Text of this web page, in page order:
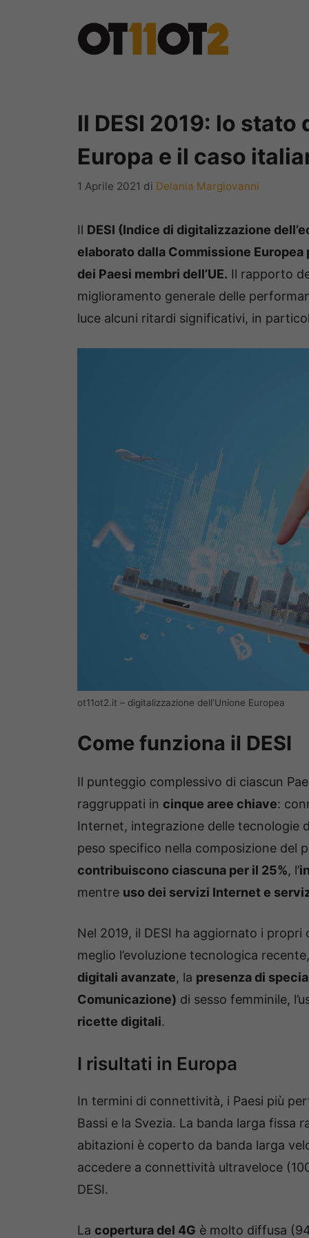
Il DESI 2019: lo
Europa e il caso
1 Aprile 2021 di Delania Margiovanni
Il DESI (Indice di digitalizzazione
elaborato dalla Commissione
dei Paesi membri dell’UE. Il rapporto
miglioramento generale delle
luce alcuni ritardi significativi, in
ot11ot2.it – digitalizzazione dell’Unione Europea
Come funziona il DESI
Il punteggio complessivo di ciascun
raggruppati in cinque aree chiave:
Internet, integrazione delle tecnologie
peso specifico nella composizione del
contribuiscono ciascuna per il 25%, l’
mentre uso dei servizi Internet e
Nel 2019, il DESI ha aggiornato i
meglio l’evoluzione tecnologica
digitali avanzate, la presenza di
Comunicazione) di sesso femminile,
ricette digitali.
I risultati in Europa
In termini di connettività, i Paesi più
Bassi e la Svezia. La banda larga fissa
abitazioni è coperto da banda larga
accedere a connettività ultraveloce
DESI.
La copertura del 4G è molto diffusa